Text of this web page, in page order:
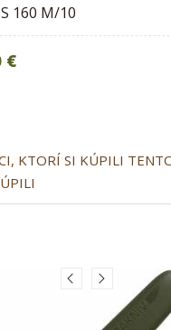
160 M/10
€
KTORÍ SI KÚPILI